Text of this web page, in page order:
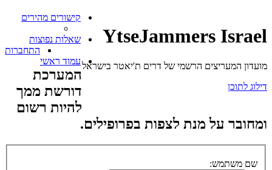
YtseJammers Israel
מועדון המעריצים הרשמי של דרים ת'יאטר בישראל
דילוג לתוכן
קישורים מהירים
שאלות נפוצות
התחברות
עמוד ראשי
המערכת
דורשת ממך
להיות רשום
ומחובר על מנת לצפות בפרופילים.
שם משתמש: